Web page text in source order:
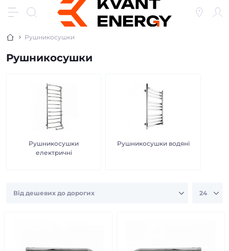
Рушникосушки
Рушникосушки
Рушникосушки
електричні
Рушникосушки водяні